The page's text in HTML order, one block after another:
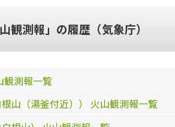
観測報」の履歴（気象庁）
観測報一覧
山（湯釜付近）） 火山観測報一覧